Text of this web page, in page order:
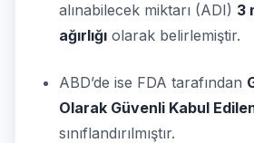
alınabilecek miktarı (ADI) 3
ağırlığı olarak belirlemiştir.
ABD’de ise FDA tarafından
Olarak Güvenli Kabul
sınıflandırılmıştır.